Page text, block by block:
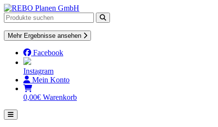
Skip
to
content
Mehr Ergebnisse ansehen
Facebook
Instagram
Mein Konto
0,00€ Warenkorb